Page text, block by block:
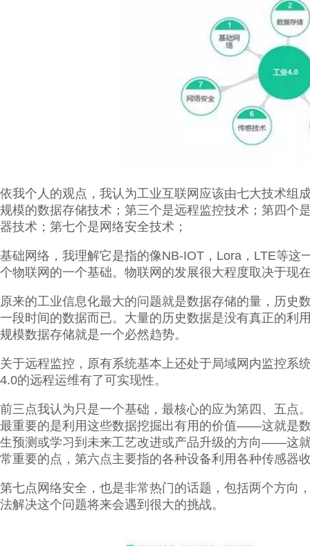
依我个人的观点，我认为工业互联网应该由七大技术组
规模的数据存储技术；第三个是远程监控技术；第四个
器技术；第七个是网络安全技术；
基础网络，我理解它是指的像NB-IOT，Lora，LTE等
个物联网的一个基础。物联网的发展很大程度取决于现
原来的工业信息化最大的问题就是数据存储的量，历史
一段时间的数据而已。大量的历史数据是没有真正的利
规模数据存储就是一个必然趋势。
关于远程监控，原有系统基本上还处于局域网内监控系
4.0的远程运维有了可实现性。
前三点我认为只是一个基础，最核心的应为第四、五点
最重要的是利用这些数据挖掘出有用的价值——这就是
生预测或学习到未来工艺改进或产品升级的方向——这
常重要的点，第六点主要指的各种设备利用各种传感器
第七点网络安全，也是非常热门的话题，包括两个方向
法解决这个问题将来会遇到很大的挑战。